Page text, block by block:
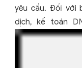
yêu cầu. Đối với
dịch, kế toán